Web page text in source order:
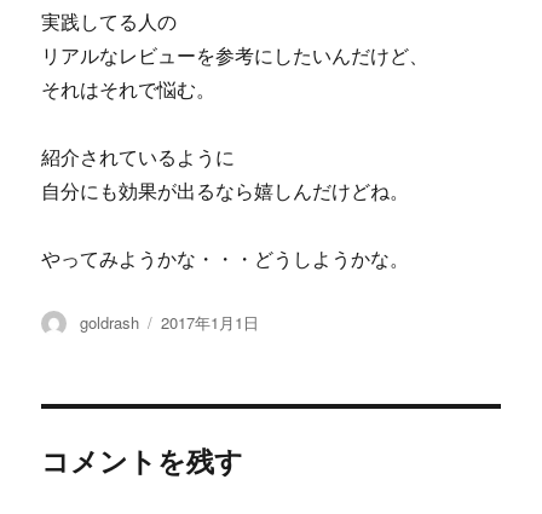
実践してる人の
リアルなレビューを参考にしたいんだけど、
それはそれで悩む。
紹介されているように
自分にも効果が出るなら嬉しんだけどね。
やってみようかな・・・どうしようかな。
投
goldrash
投
2017年1月1日
コメントを残す